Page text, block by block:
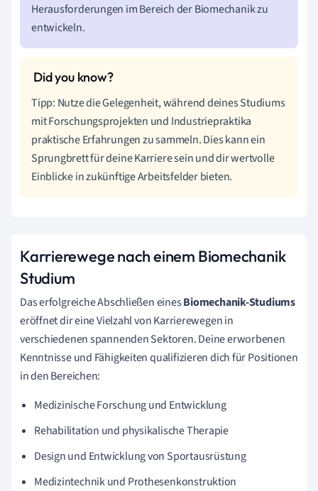
Herausforderungen im Bereich der Biomechanik zu
entwickeln.
Tipp: Nutze die Gelegenheit, während deines Studiums
mit Forschungsprojekten und Industriepraktika
praktische Erfahrungen zu sammeln. Dies kann ein
Sprungbrett für deine Karriere sein und dir wertvolle
Einblicke in zukünftige Arbeitsfelder bieten.
Karrierewege nach einem Biomechanik
Studium
Das erfolgreiche Abschließen einesBiomechanik-Studiums
eröffnet dir eine Vielzahl von Karrierewegen in
verschiedenen spannenden Sektoren. Deine erworbenen
Kenntnisse und Fähigkeiten qualifizieren dich für Positionen
in den Bereichen:
Medizinische Forschung und Entwicklung
Rehabilitation und physikalische Therapie
Design und Entwicklung von Sportausrüstung
Medizintechnik und Prothesenkonstruktion